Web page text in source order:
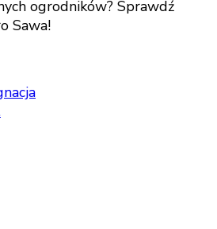
ogrodników? Sprawdź
Sawa!